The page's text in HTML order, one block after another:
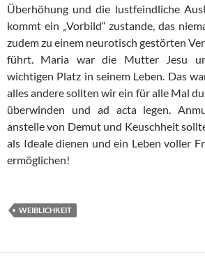
Überhöhung und die lustfeindliche
kommt ein „Vorbild“ zustande, das
zudem zu einem neurotisch gestörten
führt. Maria war die Mutter Jesu
wichtigen Platz in seinem Leben. Das
alles andere sollten wir ein für alle Mal
überwinden und ad acta legen.
anstelle von Demut und Keuschheit
als Ideale dienen und ein Leben voller
ermöglichen!
WEIBLICHKEIT